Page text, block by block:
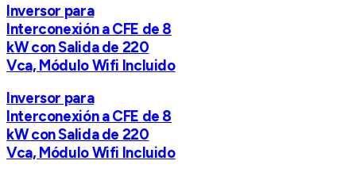
Inversor para
Interconexión a CFE de 8
kW con Salida de 220
Vca, Módulo Wifi Incluido
Inversor para
Interconexión a CFE de 8
kW con Salida de 220
Vca, Módulo Wifi Incluido